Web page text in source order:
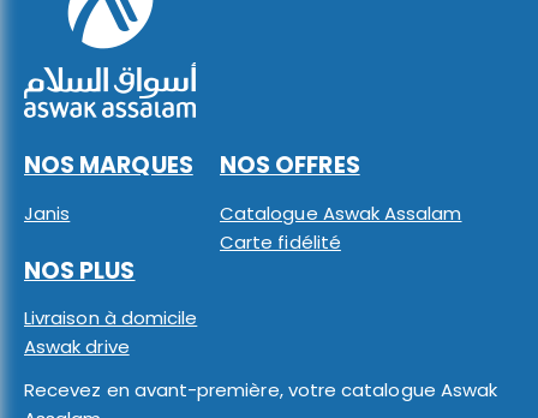
NOS MARQUES
Janis
NOS OFFRES
Catalogue Aswak Assalam
Carte fidélité
NOS PLUS
Livraison à domicile
Aswak drive
Recevez en avant-première, votre catalogue Aswak